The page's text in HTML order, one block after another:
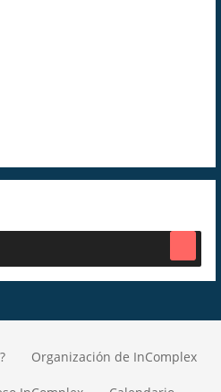
Organización de InComplex